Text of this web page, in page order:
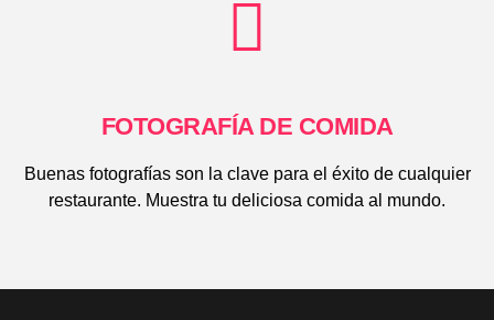
FOTOGRAFÍA DE COMIDA
Buenas fotografías son la clave para el éxito de cualquier
restaurante. Muestra tu deliciosa comida al mundo.